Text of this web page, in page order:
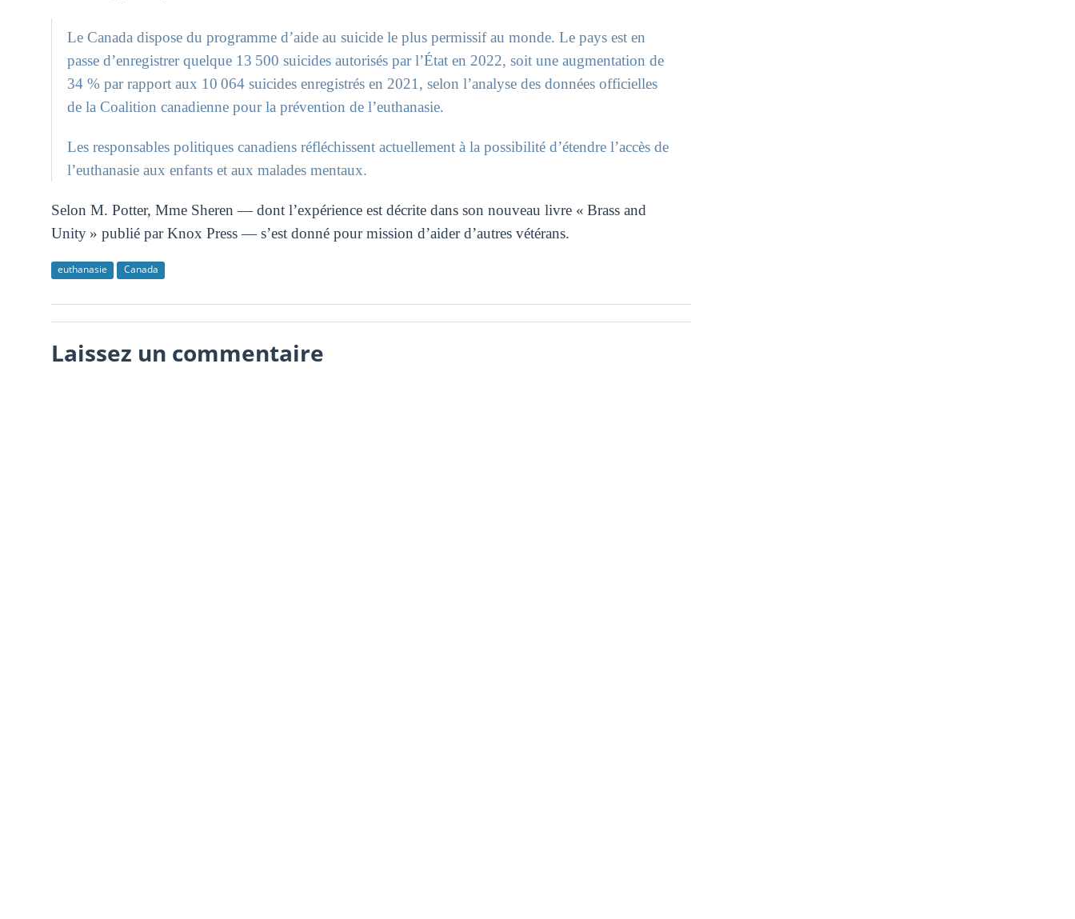
Le Canada dispose du programme d’aide au suicide le plus permissif au monde. Le pays est en
passe d’enregistrer quelque 13 500 suicides autorisés par l’État en 2022, soit une augmentation de
34 % par rapport aux 10 064 suicides enregistrés en 2021, selon l’analyse des données officielles
de la Coalition canadienne pour la prévention de l’euthanasie.
Les responsables politiques canadiens réfléchissent actuellement à la possibilité d’étendre l’accès de
l’euthanasie aux enfants et aux malades mentaux.
Selon M. Potter, Mme Sheren — dont l’expérience est décrite dans son nouveau livre « Brass and
Unity » publié par Knox Press — s’est donné pour mission d’aider d’autres vétérans.
euthanasie Canada
Laissez un commentaire